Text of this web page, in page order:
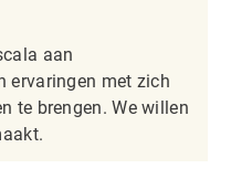
aan
ervaringen met zich
te brengen. We willen